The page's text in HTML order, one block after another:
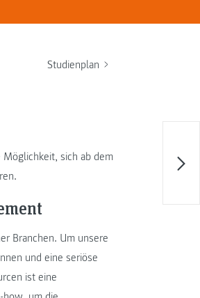
Studienplan
sich ab dem
Branchen. Um unsere
und eine seriöse
ist eine